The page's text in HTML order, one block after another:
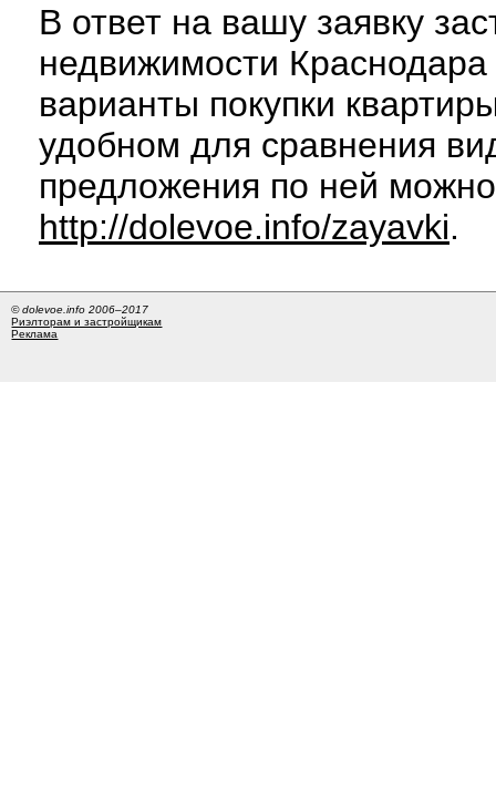
В ответ на вашу заявку
недвижимости
варианты покупки
удобном для сравнения
предложения по ней
http://dolevoe.info/zayavki.
© dolevoe.info 2006–2017
Риэлторам и застройщикам
Реклама